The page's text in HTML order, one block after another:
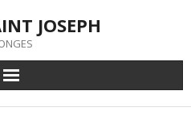
JOSEPH